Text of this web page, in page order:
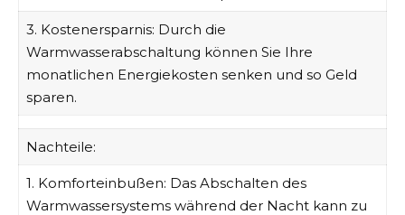
3. Kostenersparnis: Durch die
Warmwasserabschaltung können Sie Ihre
monatlichen Energiekosten senken und so Geld
sparen.
Nachteile:
1. Komforteinbußen: Das Abschalten des
Warmwassersystems während der Nacht kann zu